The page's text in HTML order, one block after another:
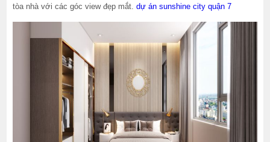
tòa nhà với các góc view đẹp mắt.dự án sunshine city quận 7